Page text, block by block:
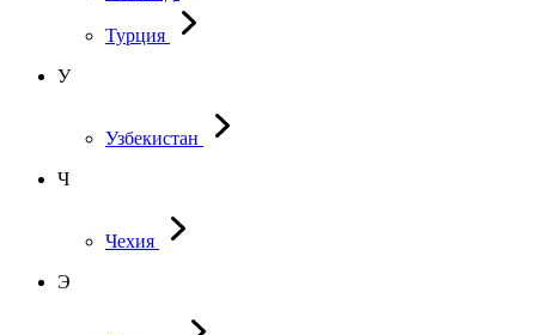
Турция
У
Узбекистан
Ч
Чехия
Э